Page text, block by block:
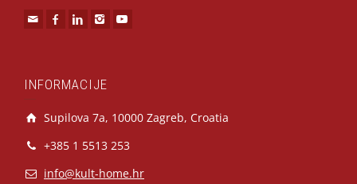
INFORMACIJE
Supilova 7a, 10000 Zagreb, Croatia
+385 1 5513 253
info@kult-home.hr